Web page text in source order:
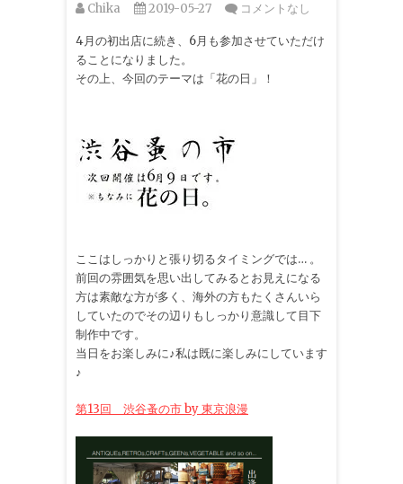
Chika 2019-05-27 コメントなし
4月の初出店に続き、6月も参加させていただけ
ることになりました。
その上、今回のテーマは「花の日」！
ここはしっかりと張り切るタイミングでは… 。
前回の雰囲気を思い出してみるとお見えになる
方は素敵な方が多く、海外の方もたくさんいら
していたのでその辺りもしっかり意識して目下
制作中です。
当日をお楽しみに♪私は既に楽しみにしています
♪
第13回 渋谷蚤の市 by 東京浪漫